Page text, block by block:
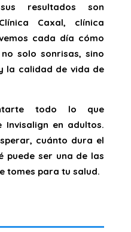
resultados son
Caxal, clínica
cada día cómo
solo sonrisas, sino
la calidad de vida de
todo lo que
Invisalign en adultos.
cuánto dura el
puede ser una de las
tomes para tu salud.